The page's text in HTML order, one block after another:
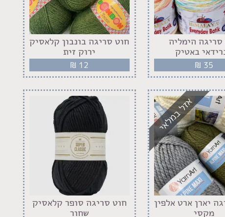
סריגה הימליה
באטיק
₪ 35
חוט סריגה בונבון קלאסיק
ירוק זית
₪ 12
אזל במלאי
יארן ארט אלפין
מקסי
חוט סריגה סופר קלאסיק
שחור